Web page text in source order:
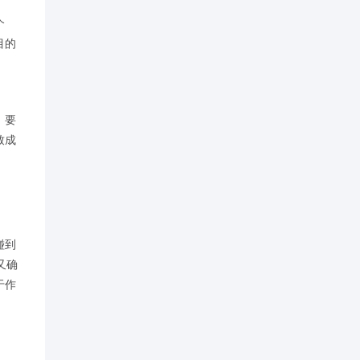
的
要
成
确
作